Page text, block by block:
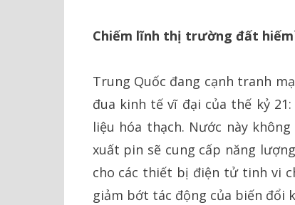
Chiếm lĩnh thị trường đất hiếm
Trung Quốc đang cạnh tranh
đua kinh tế vĩ đại của thế kỷ
liệu hóa thạch. Nước này
xuất pin sẽ cung cấp năng
cho các thiết bị điện tử tinh vi
giảm bớt tác động của biến đổi